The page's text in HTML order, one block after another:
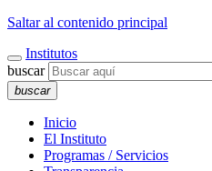
Saltar al contenido principal
Institutos
buscar
buscar
Inicio
El Instituto
Programas / Servicios